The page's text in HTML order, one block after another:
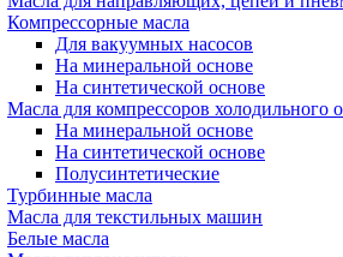
Компрессорные масла
Для вакуумных насосов
На минеральной основе
На синтетической основе
Масла для компрессоров холодильного
На минеральной основе
На синтетической основе
Полусинтетические
Турбинные масла
Масла для текстильных машин
Белые масла